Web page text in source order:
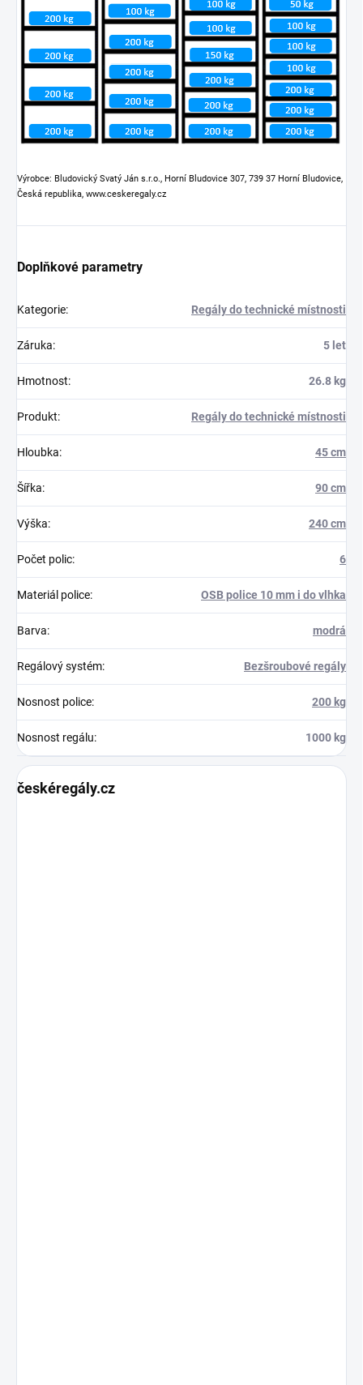
Výrobce: Bludovický Svatý Ján s.r.o., Horní Bludovice 307, 739 37 Horní Bludovice,
Česká republika, www.ceskeregaly.cz
Doplňkové parametry
Kategorie: Regály do technické místnosti
Záruka: 5 let
Hmotnost: 26.8 kg
Produkt: Regály do technické místnosti
Hloubka: 45 cm
Šířka: 90 cm
Výška: 240 cm
Počet polic: 6
Materiál police: OSB police 10 mm i do vlhka
Barva: modrá
Regálový systém: Bezšroubové regály
Nosnost police: 200 kg
Nosnost regálu: 1000 kg
českéregály.cz